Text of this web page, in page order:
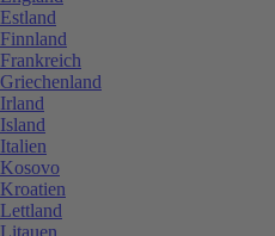
Estland
Finnland
Frankreich
Griechenland
Irland
Island
Italien
Kosovo
Kroatien
Lettland
Litauen